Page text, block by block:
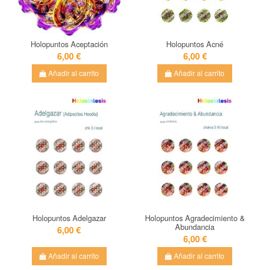
Holopuntos Aceptación
6,00 €
Añadir al carrito
Holopuntos Acné
6,00 €
Añadir al carrito
Holopuntos Adelgazar
6,00 €
Añadir al carrito
Holopuntos Agradecimiento &
Abundancia
6,00 €
Añadir al carrito